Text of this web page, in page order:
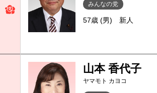
みんなの党
57歳 (男) 新人
山本 香代子
ヤマモト カヨコ